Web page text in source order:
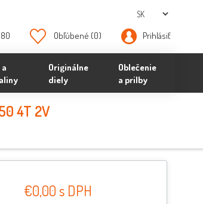
Obľúbené (0) Prihlásiť
Originálne
diely
Oblečenie
a prilby
4T 2V
€0,00 s DPH